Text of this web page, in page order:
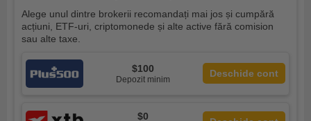
Alege unul dintre brokerii recomandați mai jos și cumpără
acțiuni, ETF-uri, criptomonede și alte active fără comision
sau alte taxe.
$100
Depozit minim
Deschide cont
$0